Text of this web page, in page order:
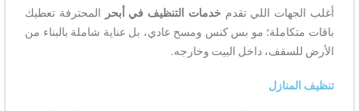
أغلب الجهات اللي تقدم خدمات التنظيف في أبحر
المحترفة تعطيك
باقات متكاملة؛ مو بس كنس ومسح عادي، بل عناية شاملة بالبناء من
الأرض للسقف، داخل البيت وخارجه.
تنظيف المنازل